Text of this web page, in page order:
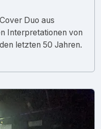
Duo aus
Interpretationen von
letzten 50 Jahren.